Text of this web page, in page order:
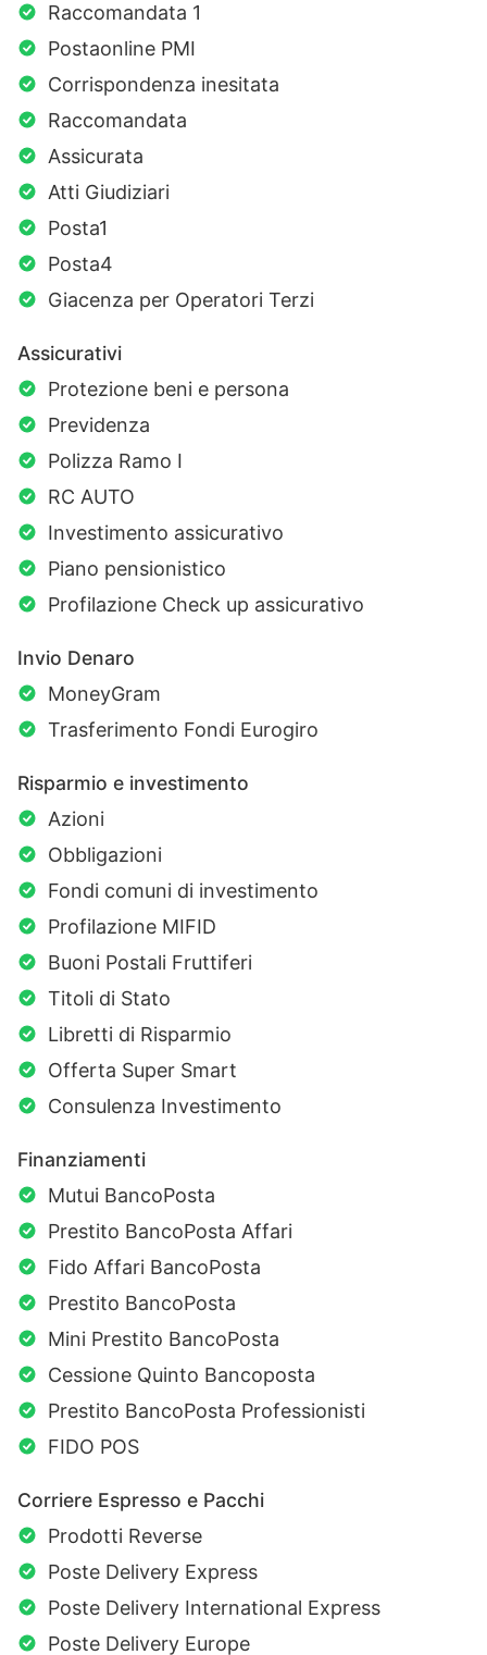
Raccomandata 1
Postaonline PMI
Corrispondenza inesitata
Raccomandata
Assicurata
Atti Giudiziari
Posta1
Posta4
Giacenza per Operatori Terzi
Assicurativi
Protezione beni e persona
Previdenza
Polizza Ramo I
RC AUTO
Investimento assicurativo
Piano pensionistico
Profilazione Check up assicurativo
Invio Denaro
MoneyGram
Trasferimento Fondi Eurogiro
Risparmio e investimento
Azioni
Obbligazioni
Fondi comuni di investimento
Profilazione MIFID
Buoni Postali Fruttiferi
Titoli di Stato
Libretti di Risparmio
Offerta Super Smart
Consulenza Investimento
Finanziamenti
Mutui BancoPosta
Prestito BancoPosta Affari
Fido Affari BancoPosta
Prestito BancoPosta
Mini Prestito BancoPosta
Cessione Quinto Bancoposta
Prestito BancoPosta Professionisti
FIDO POS
Corriere Espresso e Pacchi
Prodotti Reverse
Poste Delivery Express
Poste Delivery International Express
Poste Delivery Europe